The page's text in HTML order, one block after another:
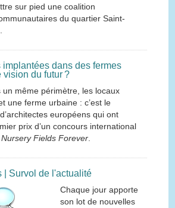
sur pied une coalition
du quartier Saint-
implantées dans des fermes
vision du futur ?
un même périmètre, les locaux
une ferme urbaine : c’est le
européens qui ont
prix d’un concours international
Nursery Fields Forever.
| Survol de l'actualité
Chaque jour apporte
son lot de nouvelles